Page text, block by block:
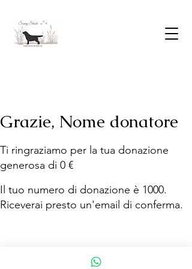
Grazie, Nome donatore
Ti ringraziamo per la tua donazione
generosa di 0 €
Il tuo numero di donazione è 1000.
Riceverai presto un'email di conferma.
© 2025 Sunny Shade Labrador Retriever